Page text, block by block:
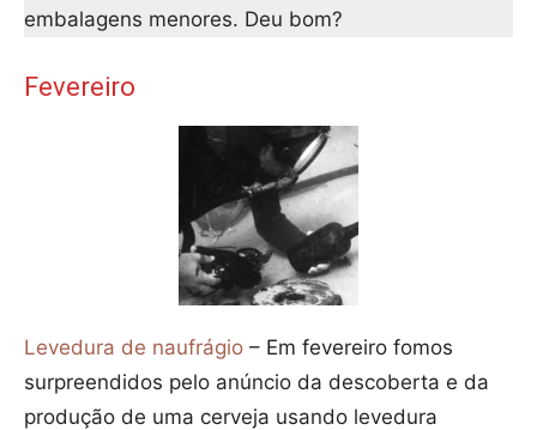
embalagens menores. Deu bom?
Fevereiro
Levedura de naufrágio – Em fevereiro fomos
surpreendidos pelo anúncio da descoberta e da
produção de uma cerveja usando levedura